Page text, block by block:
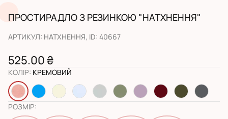
ПРОСТИРАДЛО З РЕЗИНКОЮ "НАТХНЕННЯ"
АРТИКУЛ: НАТХНЕННЯ, ID: 40667
525.00 ₴
КОЛІР: КРЕМОВИЙ
РОЗМІР: